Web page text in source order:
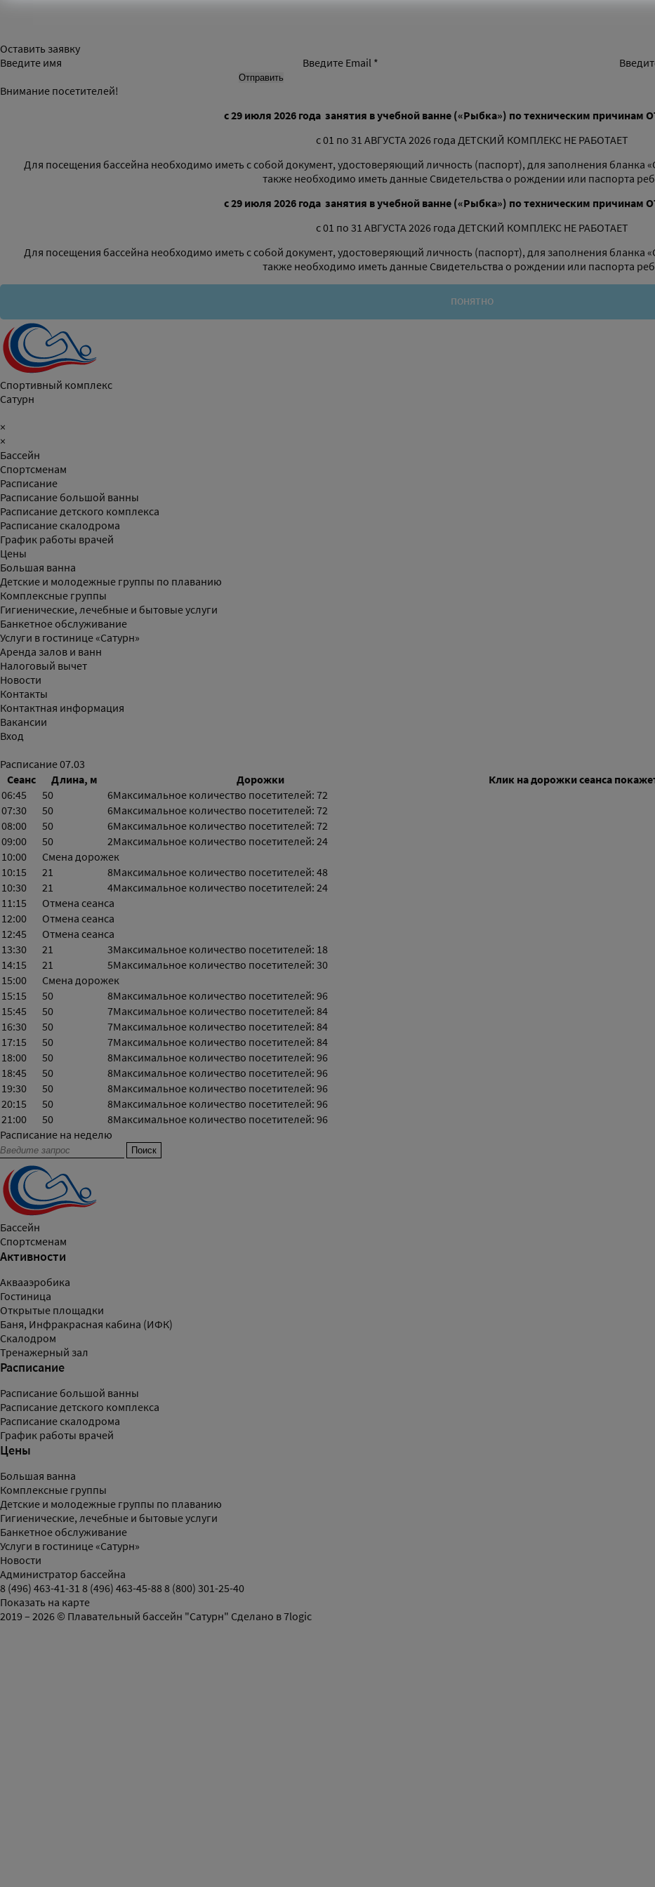
Оставить заявку
Введите имя
Введите Email *
Внимание посетителей!
с 29 июля 2026 года занятия в учебной ванне («Рыбка») по техническим причинам
с 01 по 31 АВГУСТА 2026 года ДЕТСКИЙ КОМПЛЕКС НЕ РАБОТАЕТ
Для посещения бассейна необходимо иметь с собой документ, удостоверяющий личность (паспорт), для заполнения бланка
также необходимо иметь данные Свидетельства о рождении или паспорта
с 29 июля 2026 года занятия в учебной ванне («Рыбка») по техническим причинам
с 01 по 31 АВГУСТА 2026 года ДЕТСКИЙ КОМПЛЕКС НЕ РАБОТАЕТ
Для посещения бассейна необходимо иметь с собой документ, удостоверяющий личность (паспорт), для заполнения бланка
также необходимо иметь данные Свидетельства о рождении или паспорта
ПОНЯТНО
Спортивный комплекс
Сатурн
×
×
Бассейн
Спортсменам
Расписание
Расписание большой ванны
Расписание детского комплекса
Расписание скалодрома
График работы врачей
Цены
Большая ванна
Детские и молодежные группы по плаванию
Комплексные группы
Гигиенические, лечебные и бытовые услуги
Банкетное обслуживание
Услуги в гостинице «Сатурн»
Аренда залов и ванн
Налоговый вычет
Новости
Контакты
Контактная информация
Вакансии
Вход
Расписание07.03
Сеанс Длина, м Дорожки Клик на дорожки сеанса
06:45 50 6Максимальное количество посетителей: 72
07:30
50 6Максимальное количество посетителей: 72
08:00
50 6Максимальное количество посетителей: 72
09:00
50 2Максимальное количество посетителей: 24
10:00
Смена дорожек
10:15
21 8Максимальное количество посетителей: 48
10:30
21 4Максимальное количество посетителей: 24
11:15
Отмена сеанса
12:00
Отмена сеанса
12:45
Отмена сеанса
13:30
21 3Максимальное количество посетителей: 18
14:15
21 5Максимальное количество посетителей: 30
15:00
Смена дорожек
15:15
50 8Максимальное количество посетителей: 96
15:45
50 7Максимальное количество посетителей: 84
16:30
50 7Максимальное количество посетителей: 84
17:15
50 7Максимальное количество посетителей: 84
18:00
50 8Максимальное количество посетителей: 96
18:45
50 8Максимальное количество посетителей: 96
19:30
50 8Максимальное количество посетителей: 96
20:15
50 8Максимальное количество посетителей: 96
21:00
50 8Максимальное количество посетителей: 96
Расписание на неделю
Бассейн
Спортсменам
Активности
Аквааэробика
Гостиница
Открытые площадки
Баня, Инфракрасная кабина (ИФК)
Скалодром
Тренажерный зал
Расписание
Расписание большой ванны
Расписание детского комплекса
Расписание скалодрома
График работы врачей
Цены
Большая ванна
Комплексные группы
Детские и молодежные группы по плаванию
Гигиенические, лечебные и бытовые услуги
Банкетное обслуживание
Услуги в гостинице «Сатурн»
Новости
Администратор бассейна
8 (496) 463-41-31 8 (496) 463-45-888 (800) 301-25-40
Показать на карте
2019 – 2026 © Плавательный бассейн "Сатурн" Сделано в7logic